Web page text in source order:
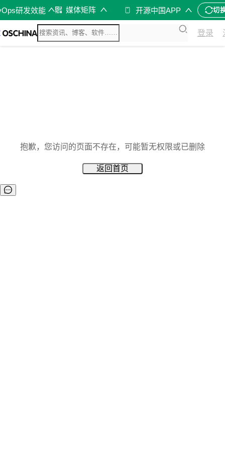
研发效能 媒体矩阵 开源中国APP 切
登录
抱歉，您访问的页面不存在，可能暂无权限或已删除
返回首页